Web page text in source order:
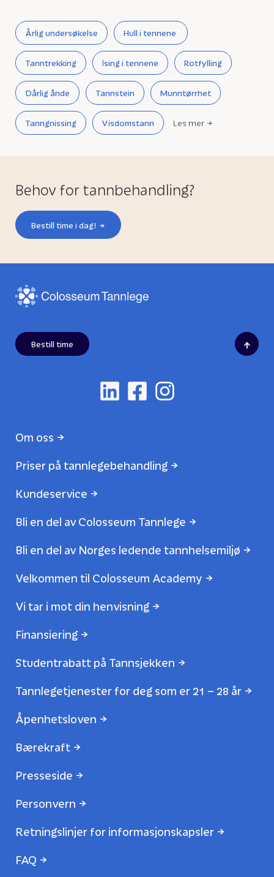
Årlig undersøkelse Hull i tennene
Tanntrekking Ising i tennene Rotfylling
Dårlig ånde Tannstein Munntørrhet
Tanngnissing Visdomstann Les mer
Behov for tannbehandling?
Bestill time i dag!
Bestill time
Om oss
Priser på tannlegebehandling
Kundeservice
Bli en del av Colosseum Tannlege
Bli en del av Norges ledende tannhelsemiljø
Velkommen til Colosseum Academy
Vi tar i mot din henvisning
Finansiering
Studentrabatt på Tannsjekken
Tannlegetjenester for deg som er 21 – 28 år
Åpenhetsloven
Bærekraft
Presseside
Personvern
Retningslinjer for informasjonskapsler
FAQ
↑